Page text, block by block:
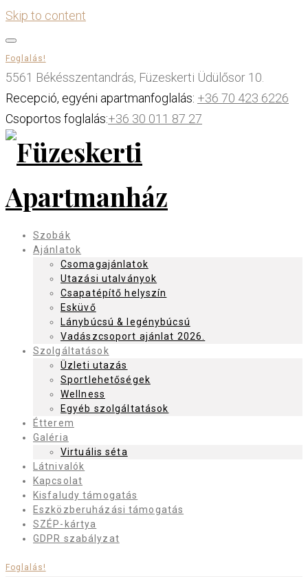
Skip to content
Foglalás!
5561 Békésszentandrás, Füzeskerti Üdülősor 10.
Recepció, egyéni apartmanfoglalás: +36 70 423 6226
Csoportos foglalás:+36 30 011 87 27
Szobák
Ajánlatok
Csomagajánlatok
Utazási utalványok
Csapatépítő helyszín
Esküvő
Lánybúcsú & legénybúcsú
Vadászcsoport ajánlat 2026.
Szolgáltatások
Üzleti utazás
Sportlehetőségek
Wellness
Egyéb szolgáltatások
Étterem
Galéria
Virtuális séta
Látnivalók
Kapcsolat
Kisfaludy támogatás
Eszközberuházási támogatás
SZÉP-kártya
GDPR szabályzat
Foglalás!